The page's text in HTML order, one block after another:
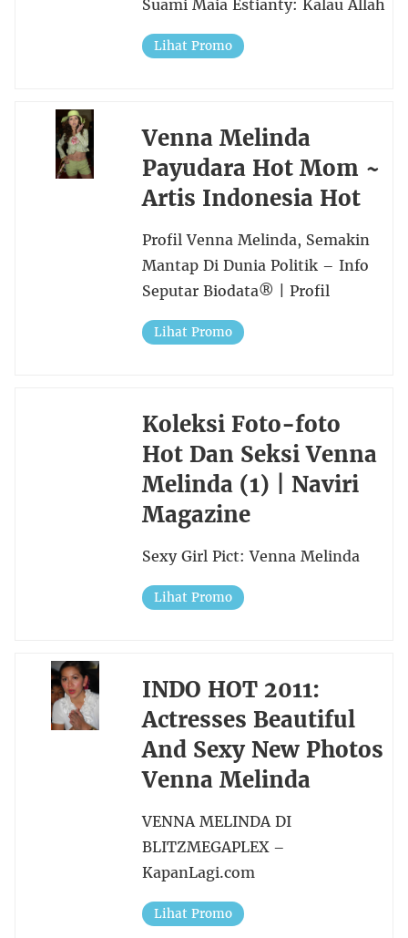
Suami Maia Estianty: Kalau Allah
Lihat Promo
Venna Melinda
Payudara Hot Mom ~
Artis Indonesia Hot
Profil Venna Melinda, Semakin
Mantap Di Dunia Politik – Info
Seputar Biodata® | Profil
Lihat Promo
Koleksi Foto-foto
Hot Dan Seksi Venna
Melinda (1) | Naviri
Magazine
Sexy Girl Pict: Venna Melinda
Lihat Promo
INDO HOT 2011:
Actresses Beautiful
And Sexy New Photos
Venna Melinda
VENNA MELINDA DI
BLITZMEGAPLEX –
KapanLagi.com
Lihat Promo